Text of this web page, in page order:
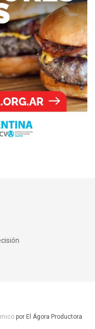
por El Ágora Productora